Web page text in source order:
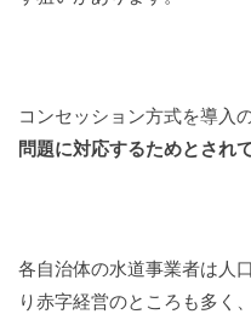
コンセッション方式を導入
問題に対応するためとされ
各自治体の水道事業者は人
り赤字経営のところも多く